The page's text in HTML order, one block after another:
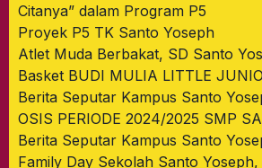
Citanya” dalam Program P5
Proyek P5 TK Santo Yoseph
Atlet Muda Berbakat, SD Santo
Basket BUDI MULIA LITTLE
Berita Seputar Kampus Santo
OSIS PERIODE 2024/2025 SMP
Berita Seputar Kampus Santo
Family Day Sekolah Santo